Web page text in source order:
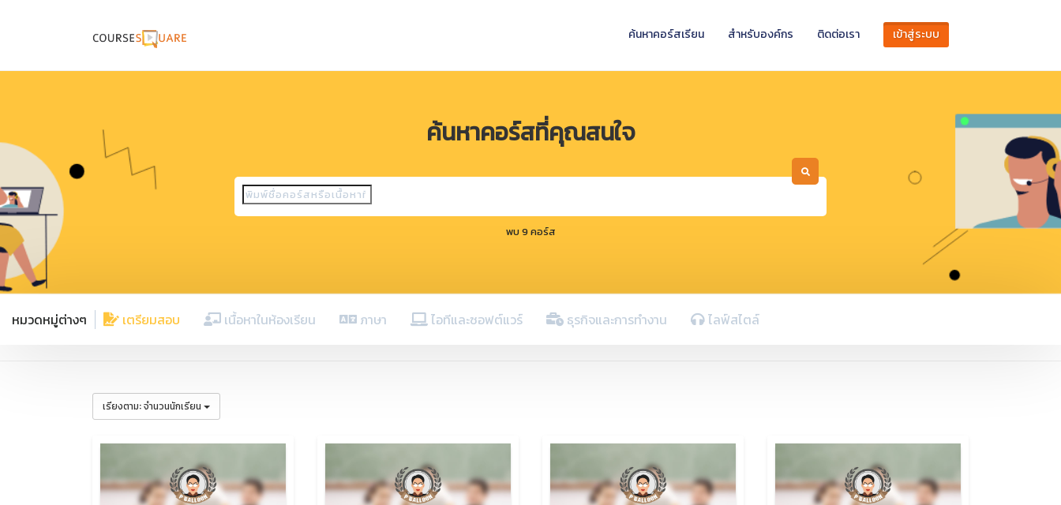
ค้นหาคอร์สเรียน สำหรับองค์กร ติดต่อเรา เข้าสู่ระบบ
ค้นหาคอร์สที่คุณสนใจ
พบ 9 คอร์ส
หมวดหมู่ต่างๆ เตรียมสอบ เนื้อหาในห้องเรียน ภาษา ไอทีและซอฟต์แวร์ ธุรกิจและการทำงาน ไลฟ์สไตล์
เรียงตาม:จำนวนนักเรียน